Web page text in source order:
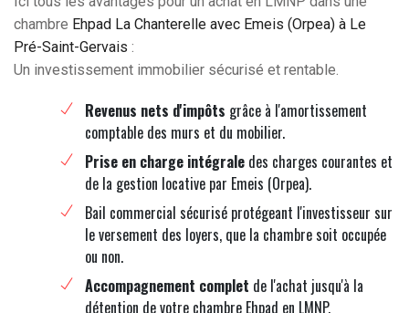
chambre Ehpad La Chanterelle avec Emeis (Orpea) à Le
Pré-Saint-Gervais :
Un investissement immobilier sécurisé et rentable.
Revenus nets d'impôts grâce à l'amortissement
comptable des murs et du mobilier.
Prise en charge intégrale des charges courantes et
de la gestion locative par Emeis (Orpea).
Bail commercial sécurisé protégeant l'investisseur sur
le versement des loyers, que la chambre soit occupée
ou non.
Accompagnement complet de l'achat jusqu'à la
détention de votre chambre Ehpad en LMNP.